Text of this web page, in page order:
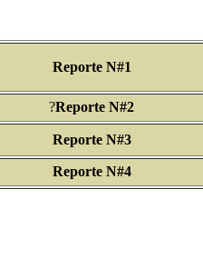
Reporte N#1
?Reporte N#2
Reporte N#3
Reporte N#4